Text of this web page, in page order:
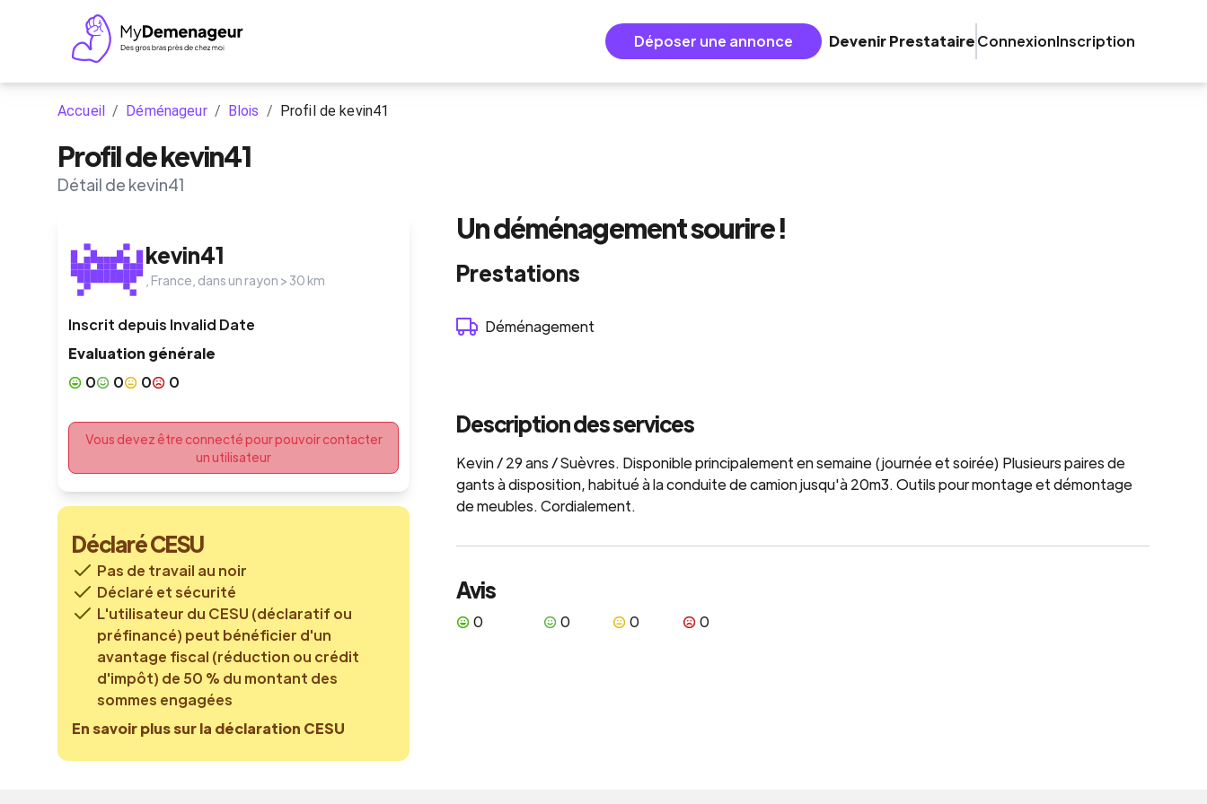
Déposer une annonce Devenir PrestataireConnexionInscription
Accueil / Déménageur / Blois / Profil de kevin41
Profil de kevin41
Détail de kevin41
kevin41
France , dans un rayon > 30 km
Inscrit depuis Invalid Date
Evaluation générale
0
0 0 0
Vous devez être connecté pour pouvoir contacter
un utilisateur
Déclaré CESU
Pas de travail au noir
Déclaré et sécurité
L'utilisateur du CESU (déclaratif ou
préfinancé) peut bénéficier d'un
avantage fiscal (réduction ou crédit
d'impôt) de 50 % du montant des
sommes engagées
En savoir plus sur la déclaration CESU
Un déménagement sourire !
Prestations
Déménagement
Description des services
Kevin / 29 ans / Suèvres. Disponible principalement en semaine (journée et soirée) Plusieurs paires de
gants à disposition, habitué à la conduite de camion jusqu'à 20m3. Outils pour montage et démontage
de meubles. Cordialement.
Avis
0 0 0 0